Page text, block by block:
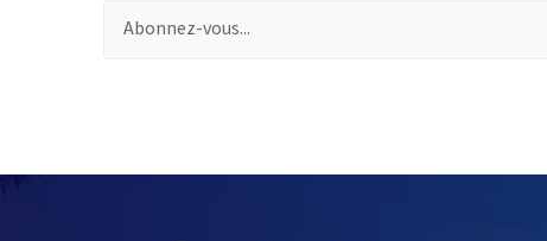
Pour vous inscrire à la lettre d'information de la ville